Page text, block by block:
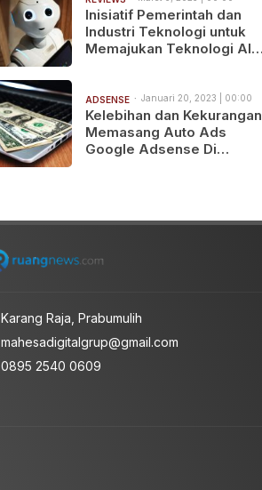
Inisiatif Pemerintah dan
Industri Teknologi untuk
Memajukan Teknologi AI
ADSENSE Januari 20, 2023 | 00:00
Kelebihan dan Kekurangan
Memasang Auto Ads
Google Adsense Di
Karang Raja, Prabumulih
mahesadigitalgrup@gmail.com
0895 2540 0609